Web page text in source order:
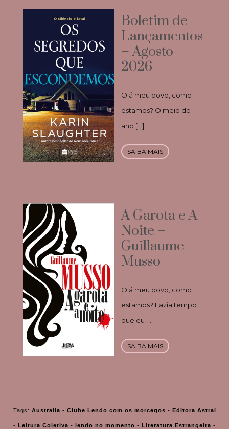
Boletim de
Lançamentos
– Agosto
2026
Olá meu povo, como
estamos? O meio do
ano […]
SAIBA MAIS
A Garota e A
Noite –
Guillaume
Musso
Olá meu povo, como
estamos? Fazia tempo
que eu […]
SAIBA MAIS
Tags: Australia • Clube Lendo com os morcegos • Editora Astral
• Leitura Coletiva • lendo no momento • Literatura Estrangeira •